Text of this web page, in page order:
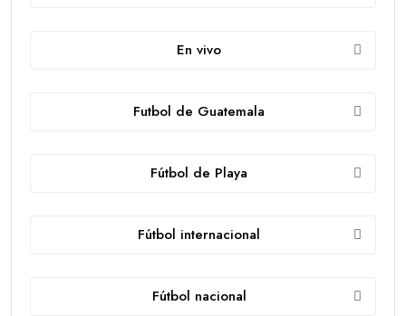
En vivo
Futbol de Guatemala
Fútbol de Playa
Fútbol internacional
Fútbol nacional